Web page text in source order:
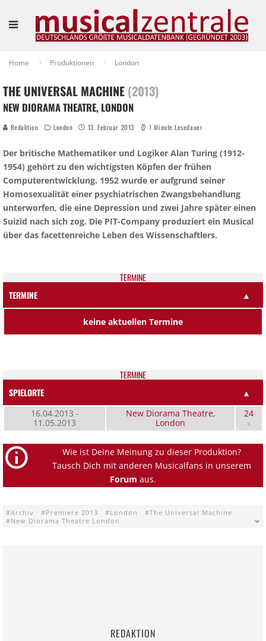
Home Produktionen London
THE UNIVERSAL MACHINE (2013)
NEW DIORAMA THEATRE, LONDON
Redaktion London 13. Februar 2013 1 Minute Lesedauer
Der britische Mathematiker und Logiker Alan Turing (1912-
1954) gehört zu den wichtigsten Köpfen der frühen
Computerentwicklung. 1952 wurde er aufgrund seiner
Homosexualität einer psychiatrischen Zwangsbehandlung
unterworfen, die eine Depression und zwei Jahre später einen
Suizid nach sich zog. Die PIT-Company produziert ein Musical
über das facettenreiche Leben des Wissenschaftlers.
TER­MI­NE
TERMINE
▲
keine aktuellen Termine
TER­MI­NE
SPIELORTE
▲
16.04.2013 -
11.05.2013
New Diorama Theatre,
London
24
x
Wie ist Deine Meinung zu dieser Produktion?
Tausch Dich mit anderen Musicalfans in unserem
Forum aus.
Archiv Premiere 2013 London
The Universal Machine
New Diorama Theatre London
REDAKTION